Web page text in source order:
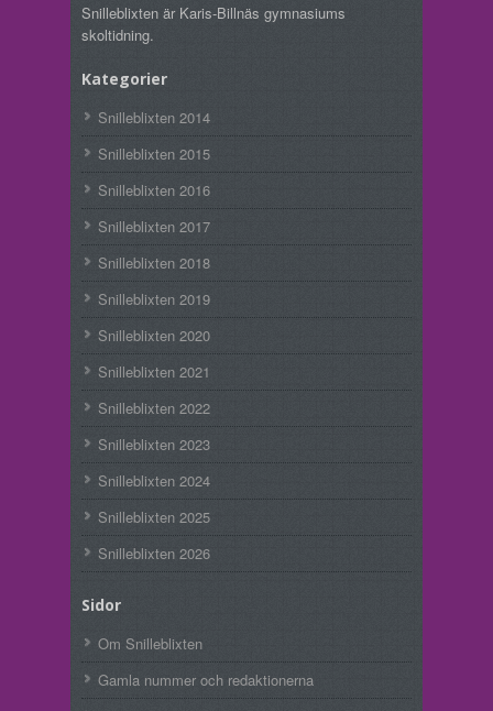
Snilleblixten är Karis-Billnäs gymnasiums
skoltidning.
Kategorier
Snilleblixten 2014
Snilleblixten 2015
Snilleblixten 2016
Snilleblixten 2017
Snilleblixten 2018
Snilleblixten 2019
Snilleblixten 2020
Snilleblixten 2021
Snilleblixten 2022
Snilleblixten 2023
Snilleblixten 2024
Snilleblixten 2025
Snilleblixten 2026
Sidor
Om Snilleblixten
Gamla nummer och redaktionerna